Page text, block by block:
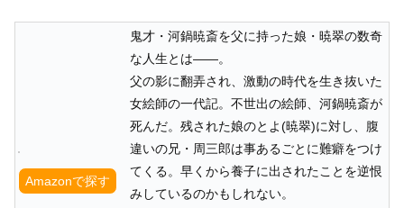
Amazonで探す
鬼才・河鍋暁斎を父に持った娘・暁翠の数奇
な人生とは――。
父の影に翻弄され、激動の時代を生き抜いた
女絵師の一代記。不世出の絵師、河鍋暁斎が
死んだ。残された娘のとよ(暁翠)に対し、腹
違いの兄・周三郎は事あるごとに難癖をつけ
てくる。早くから養子に出されたことを逆恨
みしているのかもしれない。